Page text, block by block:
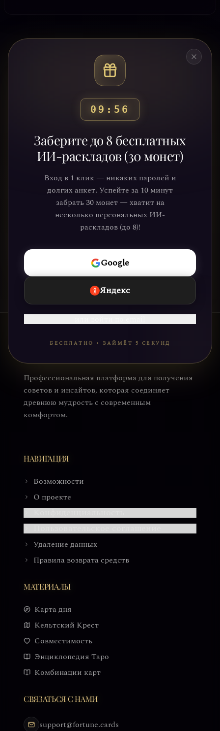
09:53
Заберите до 8 бесплатных
ИИ-раскладов (30 монет)
Вход в 1 клик — никаких паролей и
долгих анкет. Успейте за 10 минут
забрать 30 монет — хватит на
несколько персональных ИИ-
раскладов (до 8)!
Google
Яндекс
БЕСПЛАТНО • ЗАЙМЁТ 5 СЕКУНД
Готовы узнать свой
путь?
Присоединяйтесь к тысячам людей,
которые обрели ясность и понимание
через нашу платформу. Ваше
путешествие к себе уже ждёт.
НАЧАТЬ
Профессиональная платформа для получения
советов и инсайтов, которая соединяет
древнюю мудрость с современным
комфортом.
НАВИГАЦИЯ
Возможности
О проекте
Удаление данных
Правила возврата средств
МАТЕРИАЛЫ
Карта дня
Кельтский Крест
Совместимость
Энциклопедия Таро
Комбинации карт
СВЯЗАТЬСЯ С НАМИ
support@fortune.cards